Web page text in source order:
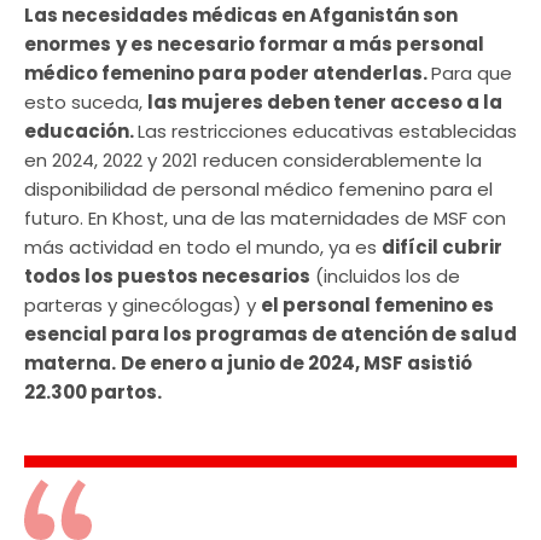
Las necesidades médicas en Afganistán son
enormes y es necesario formar a más personal
médico femenino para poder atenderlas.Para que
esto suceda, las mujeres deben tener acceso a la
educación.Las restricciones educativas establecidas
en 2024, 2022 y 2021 reducen considerablemente la
disponibilidad de personal médico femenino para el
futuro. En Khost, una de las maternidades de MSF con
más actividad en todo el mundo, ya es difícil cubrir
todos los puestos necesarios (incluidos los de
parteras y ginecólogas) y el personal femenino es
esencial para los programas de atención de salud
materna. De enero a junio de 2024, MSF asistió
22.300 partos.